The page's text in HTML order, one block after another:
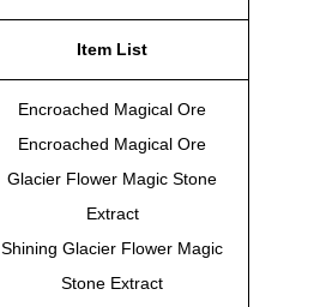
Item List
Encroached Magical Ore
Encroached Magical Ore
Glacier Flower Magic Stone
Extract
Shining Glacier Flower Magic
Stone Extract